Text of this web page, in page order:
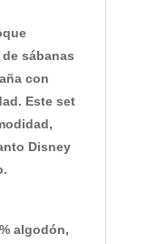
sábanas
con
Este set
Disney
algodón,